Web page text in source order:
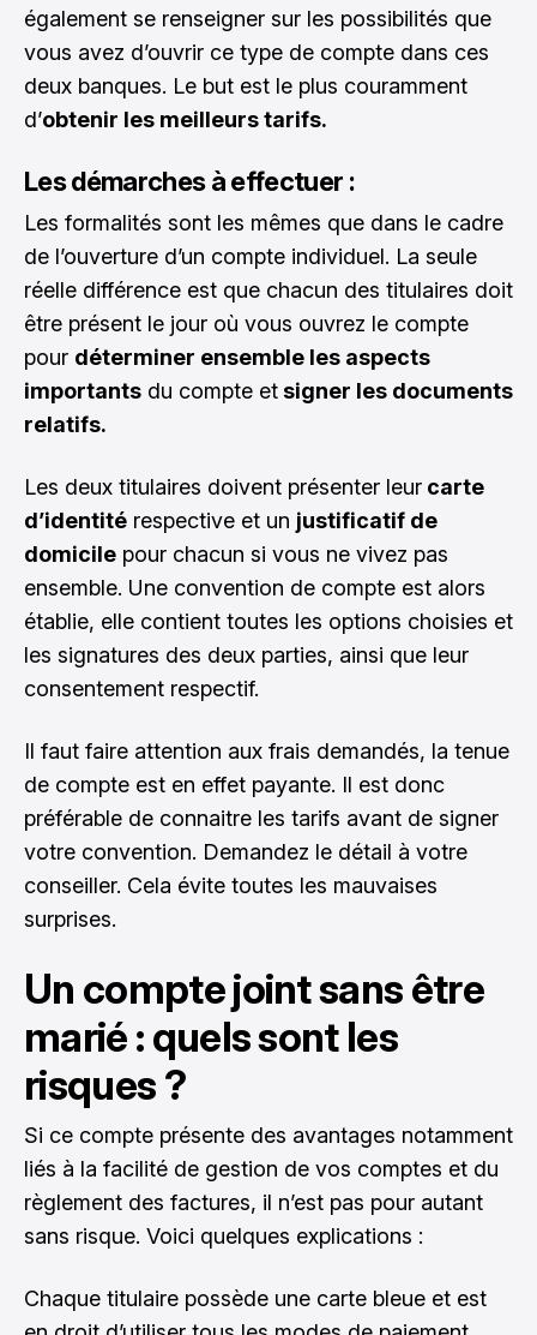
également se renseigner sur les possibilités que
vous avez d’ouvrir ce type de compte dans ces
deux banques. Le but est le plus couramment
d’obtenir les meilleurs tarifs.
Les démarches à effectuer :
Les formalités sont les mêmes que dans le cadre
de l’ouverture d’un compte individuel. La seule
réelle différence est que chacun des titulaires doit
être présent le jour où vous ouvrez le compte
pour déterminer ensemble les aspects
importants du compte etsigner les documents
relatifs.
Les deux titulaires doivent présenter leur carte
d’identité respective et un justificatif de
domicile pour chacun si vous ne vivez pas
ensemble. Une convention de compte est alors
établie, elle contient toutes les options choisies et
les signatures des deux parties, ainsi que leur
consentement respectif.
Il faut faire attention aux frais demandés, la tenue
de compte est en effet payante. Il est donc
préférable de connaitre les tarifs avant de signer
votre convention. Demandez le détail à votre
conseiller. Cela évite toutes les mauvaises
surprises.
Un compte joint sans être
marié : quels sont les
risques ?
Si ce compte présente des avantages notamment
liés à la facilité de gestion de vos comptes et du
règlement des factures, il n’est pas pour autant
sans risque. Voici quelques explications :
Chaque titulaire possède une carte bleue et est